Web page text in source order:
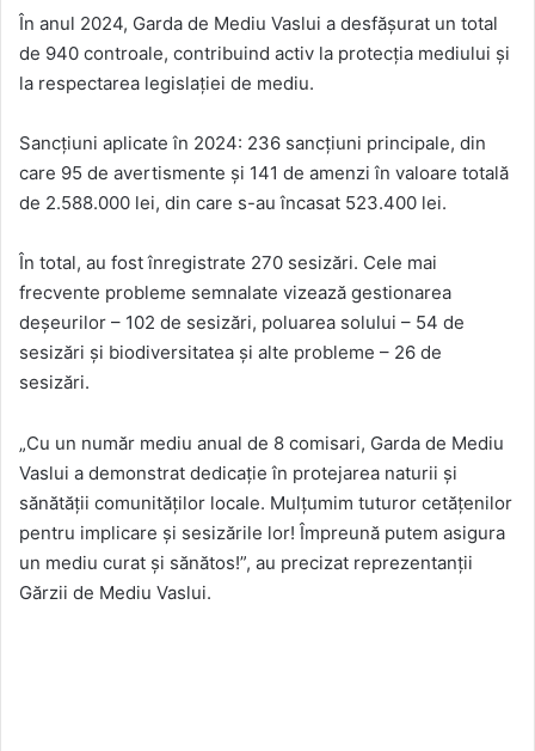
În anul 2024, Garda de Mediu Vaslui a desfășurat un total
de 940 controale, contribuind activ la protecția mediului și
la respectarea legislației de mediu.
Sancțiuni aplicate în 2024: 236 sancțiuni principale, din
care 95 de avertismente și 141 de amenzi în valoare totală
de 2.588.000 lei, din care s-au încasat 523.400 lei.
În total, au fost înregistrate 270 sesizări. Cele mai
frecvente probleme semnalate vizează gestionarea
deșeurilor – 102 de sesizări, poluarea solului – 54 de
sesizări și biodiversitatea și alte probleme – 26 de
sesizări.
„Cu un număr mediu anual de 8 comisari, Garda de Mediu
Vaslui a demonstrat dedicație în protejarea naturii și
sănătății comunităților locale. Mulțumim tuturor cetățenilor
pentru implicare și sesizările lor! Împreună putem asigura
un mediu curat și sănătos!”, au precizat reprezentanții
Gărzii de Mediu Vaslui.